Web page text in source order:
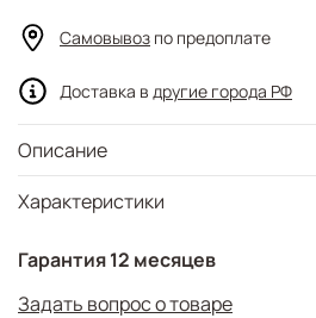
Характеристики
Описание
Гарантия 12 месяцев
Задать вопрос о товаре
Самовывоз по предоплате
Доставка в другие города РФ